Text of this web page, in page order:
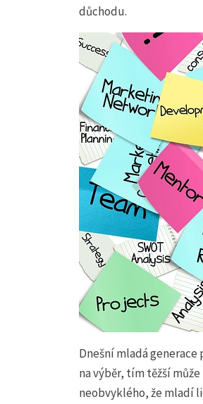
důchodu.
Dnešní mladá generace
na výběr, tím těžší
neobvyklého, že mladí